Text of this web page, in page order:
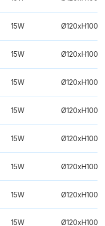
15W
15W
15W
15W
15W
15W
15W
15W